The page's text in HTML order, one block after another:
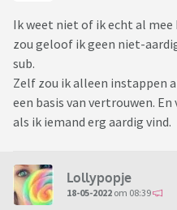
Ik weet niet of ik echt al
zou geloof ik geen niet-
sub.
Zelf zou ik alleen instappen
een basis van vertrouwen.
als ik iemand erg aardig vind.
Lollypopje
18-05-2022 om 08:39